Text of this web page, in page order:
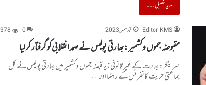
مزید تفصیل۔۔۔
Editor KMS 7 دسمبر, 2023 0
378
مقبوضہ جموں وکشمیر :بھارتی پولیس نے صمد انقلابی کو گرفتار کر لیا
سرینگر: بھارت کے غیر قانونی زیر قبضہ جموں وکشمیر میں بھارتی پولیس نے کل
جماعتی حریت کانفرنس کے رہنما اور…